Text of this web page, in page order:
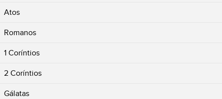
Atos
Romanos
1 Coríntios
2 Coríntios
Gálatas